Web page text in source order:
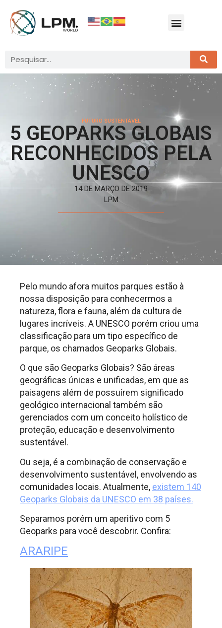
FUTURO SUSTENTÁVEL
5 GEOPARKS GLOBAIS
RECONHECIDOS PELA
UNESCO
14 DE MARÇO DE 2019
LPM
Pelo mundo afora muitos parques estão à
nossa disposição para conhecermos a
natureza, flora e fauna, além da cultura de
lugares incríveis. A UNESCO porém criou uma
classificação para um tipo específico de
parque, os chamados Geoparks Globais.
O que são Geoparks Globais? São áreas
geográficas únicas e unificadas, em que as
paisagens além de possuírem significado
geológico internacional também são
gerenciados com um conceito holístico de
proteção, educação e desenvolvimento
sustentável.
Ou seja, é a combinação de conservação e
desenvolvimento sustentável, envolvendo as
comunidades locais. Atualmente, existem 140
Geoparks Globais da UNESCO em 38 países.
Separamos porém um aperitivo com 5
Geoparks para você descobrir. Confira:
ARARIPE